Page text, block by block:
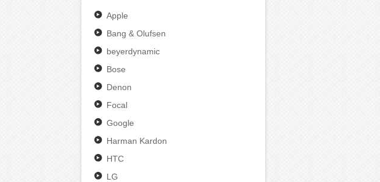
Apple
Bang & Olufsen
beyerdynamic
Bose
Denon
Focal
Google
Harman Kardon
HTC
LG